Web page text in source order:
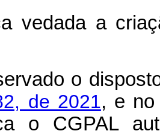
vedada a
o
de 2021, e
o CGPAL